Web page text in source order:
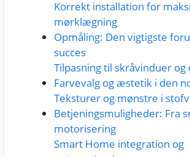
Korrekt installation for
mørklægning
Opmåling: Den vigtigste
succes
Tilpasning til skråvinduer og
Farvevalg og æstetik i den
Teksturer og mønstre i
Betjeningsmuligheder: Fra
motorisering
Smart Home integration og